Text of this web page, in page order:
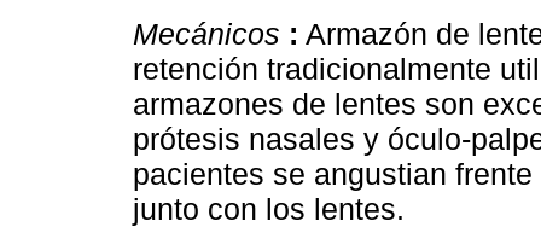
Mecánicos : Armazón de
retención tradicionalmente
armazones de lentes son
prótesis nasales y óculo-
pacientes se angustian
junto con los lentes.